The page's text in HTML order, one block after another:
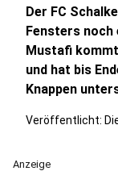
Der FC
Fensters noch
Mustafi
und hat bis
Knappen
Veröffentlicht:
Anzeige